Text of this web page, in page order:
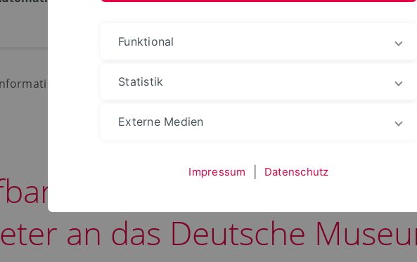
und Automation
machen: inIT übergibt
an das Deutsche
Funktional
Statistik
Externe Medien
Impressum Datenschutz